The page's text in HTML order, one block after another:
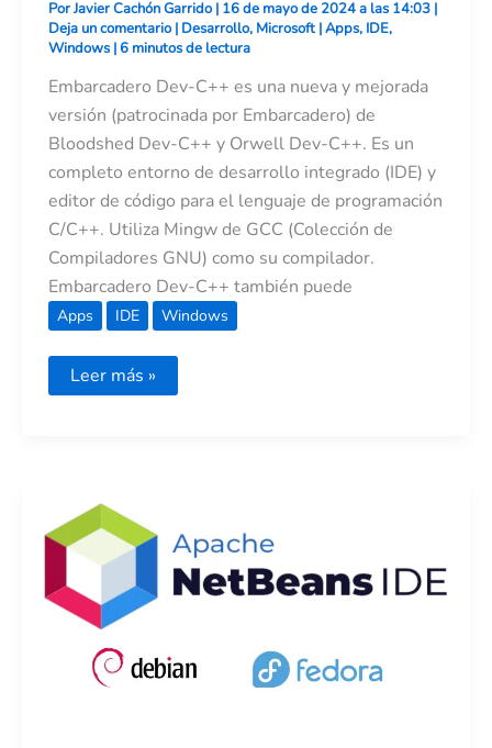
PorJavier Cachón Garrido| 16 de mayo de 2024 a las 14:03 |
Deja un comentario | Desarrollo, Microsoft|Apps, IDE,
Windows |6 minutos de lectura
Embarcadero Dev-C++ es una nueva y mejorada
versión (patrocinada por Embarcadero) de
Bloodshed Dev-C++ y Orwell Dev-C++. Es un
completo entorno de desarrollo integrado (IDE) y
editor de código para el lenguaje de programación
C/C++. Utiliza Mingw de GCC (Colección de
Compiladores GNU) como su compilador.
Embarcadero Dev-C++ también puede
Apps IDE Windows
Leer más »
Apache
NetBeans
21
en
12
y
Fedora